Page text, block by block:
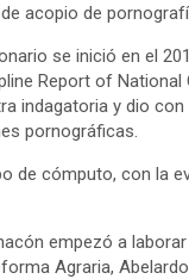
acopio de
se inició en el
Report of
indagatoria y dio
pornográficas.
de cómputo, con la
empezó a
Agraria,